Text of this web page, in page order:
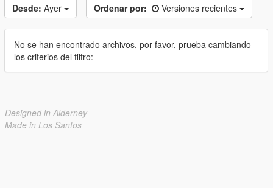
Desde: Ayer Ordenar por: Versiones recientes
No se han encontrado archivos, por favor, prueba cambiando
los criterios del filtro:
Designed in Alderney
Made in Los Santos